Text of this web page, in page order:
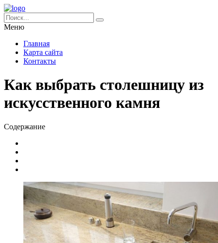
Меню
Главная
Карта сайта
Контакты
Как выбрать столешницу из
искусственного камня
Содержание